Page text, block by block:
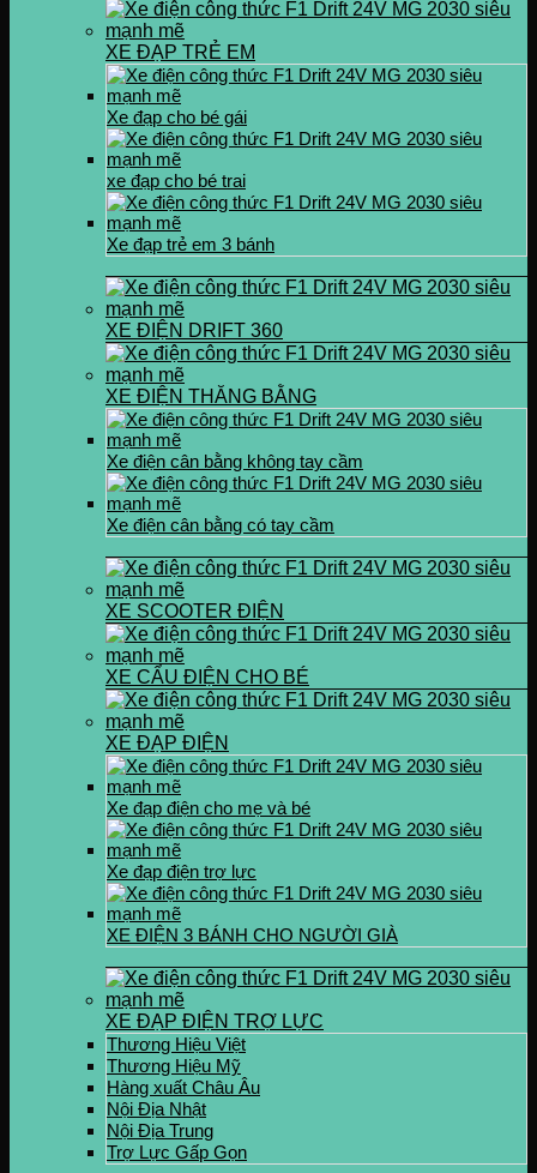
XE ĐẠP TRẺ EM
Xe đạp cho bé gái
xe đạp cho bé trai
Xe đạp trẻ em 3 bánh
XE ĐIỆN DRIFT 360
XE ĐIỆN THĂNG BẰNG
Xe điện cân bằng không tay cầm
Xe điện cân bằng có tay cầm
XE SCOOTER ĐIỆN
XE CẨU ĐIỆN CHO BÉ
XE ĐẠP ĐIỆN
Xe đạp điện cho mẹ và bé
Xe đạp điện trợ lực
XE ĐIỆN 3 BÁNH CHO NGƯỜI GIÀ
XE ĐẠP ĐIỆN TRỢ LỰC
Thương Hiệu Việt
Thương Hiệu Mỹ
Hàng xuất Châu Âu
Nội Địa Nhật
Nội Địa Trung
Trợ Lực Gấp Gọn